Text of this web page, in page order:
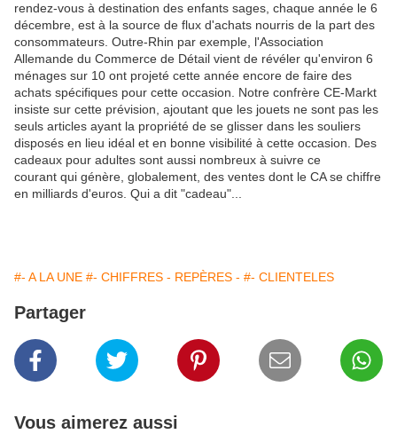
rendez-vous à destination des enfants sages, chaque année le 6
décembre, est à la source de flux d'achats nourris de la part des
consommateurs. Outre-Rhin par exemple, l'Association
Allemande du Commerce de Détail vient de révéler qu'environ 6
ménages sur 10 ont projeté cette année encore de faire des
achats spécifiques pour cette occasion. Notre confrère CE-Markt
insiste sur cette prévision, ajoutant que les jouets ne sont pas les
seuls articles ayant la propriété de se glisser dans les souliers
disposés en lieu idéal et en bonne visibilité à cette occasion. Des
cadeaux pour adultes sont aussi nombreux à suivre ce
courant qui génère, globalement, des ventes dont le CA se chiffre
en milliards d'euros. Qui a dit "cadeau"...
#- A LA UNE #- CHIFFRES - REPÈRES - #- CLIENTELES
Partager
Vous aimerez aussi